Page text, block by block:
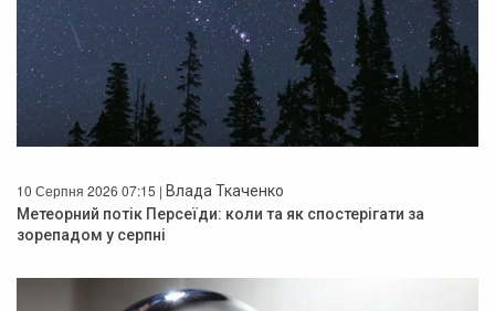
10 Серпня 2026 07:15 | Влада Ткаченко
Метеорний потік Персеїди: коли та як спостерігати за
зорепадом у серпні